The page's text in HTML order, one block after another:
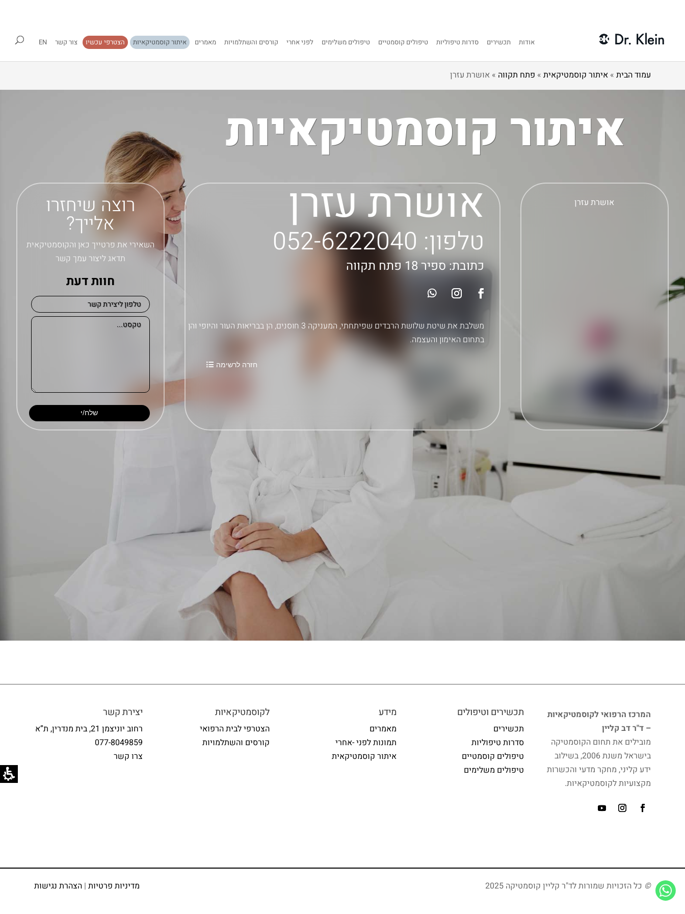
אודות תכשירים סדרות טיפוליות טיפולים קוסמטיים טיפולים משלימים לפני אחרי קורסים והשתלמויות מאמרים איתור קוסמטיקאיות הצטרפי עכשיו צור קשר EN
עמוד הבית »איתור קוסמטיקאית » פתח תקווה »אושרת עזרן
איתור קוסמטיקאיות
רוצה שיחזרו
אלייך?
השאירי את פרטייך כאן והקוסמטיקאית
תדאג ליצור עמך קשר
חוות דעת
שלח/י
אושרת עזרן
טלפון: 052-6222040
כתובת: ספיר 18 פתח תקווה
משלבת את שיטת שלושת הרבדים שפיתחתי, המעניקה 3 חוסנים, הן בבריאות העור והיופי והן
בתחום האימון והעצמה.
חזרה לרשימה
אושרת עזרן
יצירת קשר
רחוב יוניצמן 21, בית מנדרין, ת”א
077-8049859
צרו קשר
לקוסמטיקאיות
הצטרפי לבית הרפואי
קורסים והשתלמויות
מידע
מאמרים
תמונות לפני -אחרי
איתור קוסמטיקאית
תכשירים וטיפולים
תכשירים
סדרות טיפוליות
טיפולים קוסמטיים
טיפולים משלימים
המרכז הרפואי לקוסמטיקאיות
– ד"ר דב קליין
מובילים את תחום הקוסמטיקה
בישראל משנת 2006, בשילוב
ידע קליני, מחקר מדעי והכשרות
מקצועיות לקוסמטיקאיות.
מדיניות פרטיות| הצהרת נגישות © כל הזכויות שמורות לד"ר קליין קוסמטיקה 2025